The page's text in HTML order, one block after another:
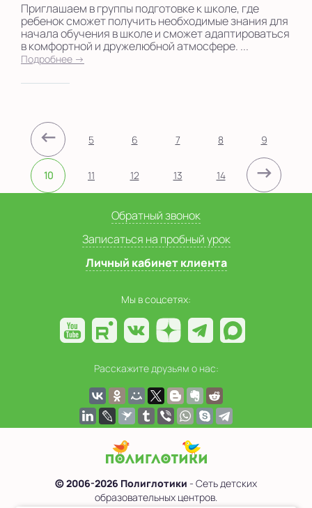
Приглашаем в группы подготовке к школе, где
ребенок сможет получить необходимые знания для
начала обучения в школе и сможет адаптироваться
в комфортной и дружелюбной атмосфере. ...
Подробнее →
← 5 6 7 8 9
10 11 12 13 14 →
Обратный звонок
Записаться на пробный урок
Личный кабинет клиента
Мы в соцсетях:
Расскажите друзьям о нас:
© 2006-2026 Полиглотики - Сеть детских
образовательных центров.